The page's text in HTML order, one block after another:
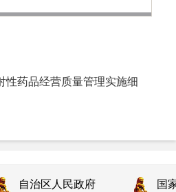
性药品经营质量管理实施细
自治区人民政府 国